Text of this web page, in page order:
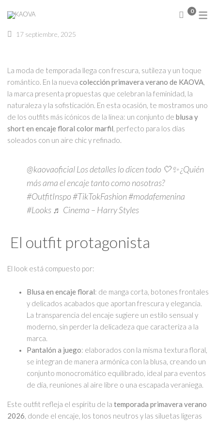
Sweater
Chamarras
Blusas
Camisas
Conjuntos
Faldas
0
17 septiembre, 2025
La moda de temporada llega con frescura, sutileza y un toque
romántico. En la nueva colección primavera verano de KAOVA,
la marca presenta propuestas que celebran la feminidad, la
naturaleza y la sofisticación. En esta ocasión, te mostramos uno
de los outfits más icónicos de la línea: un conjunto de blusa y
short en encaje floral color marfil, perfecto para los días
soleados con un aire chic y refinado.
@kaovaoficialLos detalles lo dicen todo 🤍✨ ¿Quién
más ama el encaje tanto como nosotras?
#OutfitInspo#TikTokFashion#modafemenina
#Looks ♬ Cinema – Harry Styles
El outfit protagonista
El look está compuesto por:
Blusa en encaje floral: de manga corta, botones frontales
y delicados acabados que aportan frescura y elegancia.
La transparencia del encaje sugiere un estilo sensual y
moderno, sin perder la delicadeza que caracteriza a la
marca.
Pantalón a juego: elaborados con la misma textura floral,
se integran de manera armónica con la blusa, creando un
conjunto monocromático equilibrado, ideal para eventos
de día, reuniones al aire libre o una escapada veraniega.
Este outfit refleja el espíritu de la temporada primavera verano
2026, donde el encaje, los tonos neutros y las siluetas ligeras